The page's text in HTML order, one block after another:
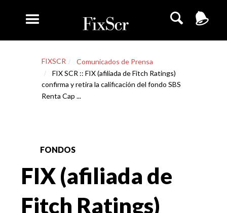
FIXSCR
Comunicados de Prensa
FIX SCR :: FIX (afiliada de Fitch Ratings)
confirma y retira la calificación del fondo SBS
Renta Cap ...
FONDOS
FIX (afiliada de
Fitch Ratings)